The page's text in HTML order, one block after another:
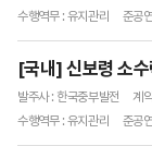
수행역무 : 유지관리
준공
[국내] 신보령 소
발주사 : 한국중부발전
계
수행역무 : 유지관리
준공